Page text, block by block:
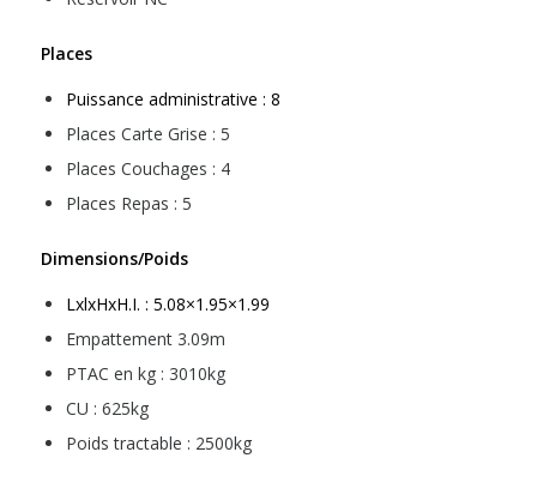
Places
Puissance administrative : 8
Places Carte Grise : 5
Places Couchages : 4
Places Repas : 5
Dimensions/Poids
LxlxHxH.I. : 5.08×1.95×1.99
Empattement 3.09m
PTAC en kg : 3010kg
CU : 625kg
Poids tractable : 2500kg